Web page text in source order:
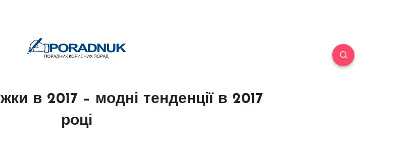
в 2017 – модні тенденції в 2017
році